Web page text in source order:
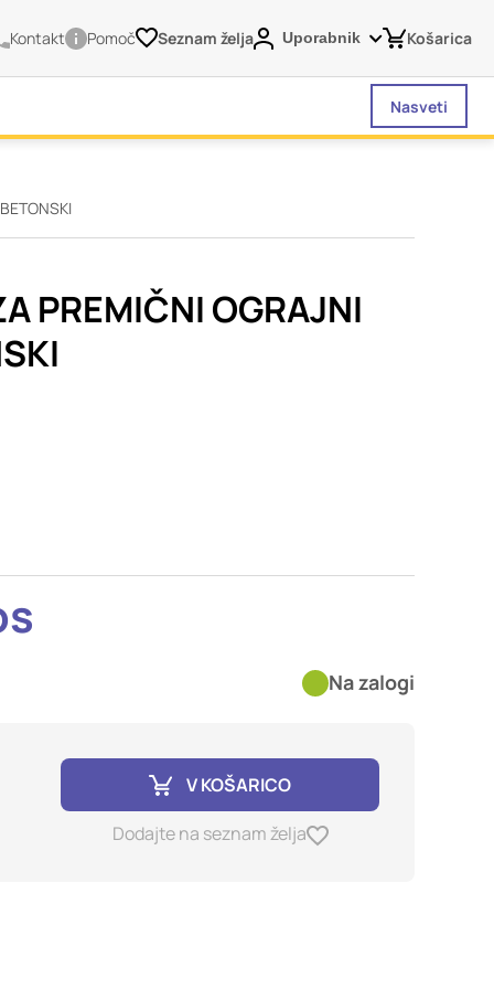
Kontakt Pomoč Seznam želja Uporabnik Košarica
Nasveti
PREMIČNI OGRAJNI
Na zalogi
V KOŠARICO
Dodajte na seznam želja
brskalnika,
ne
uporabniško
si ogledate več
na vašo uporabo
Običajno
nastavitev
te piškotke ali
delovanja
in
so združeni in
mesto.
lahko uporabljajo za